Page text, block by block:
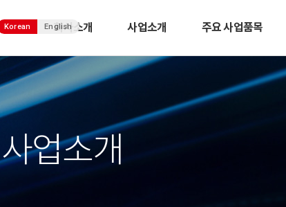
회사소개 사업소개 주요 사업품목
Korean English
사업소개